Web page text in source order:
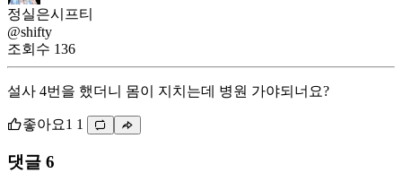
정실은시프티
@shifty
조회수 136
설사 4번을 했더니 몸이 지치는데 병원 가야되너요?
좋아요1 1
댓글 6